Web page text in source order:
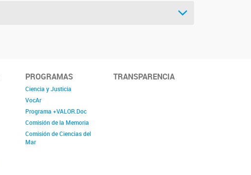
PROGRAMAS
Ciencia y Justicia
VocAr
Programa +VALOR.Doc
Comisión de la Memoria
Comisión de Ciencias del
Mar
TRANSPARENCIA